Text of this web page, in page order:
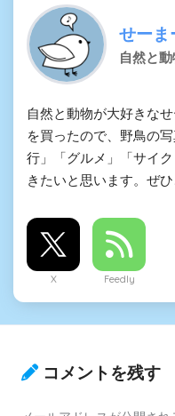
せーま
自然と
自然と動物が大好きな
を買ったので、野鳥の
行」「グルメ」「サイ
きたいと思います。ぜひ
X Feedly
コメントを残す